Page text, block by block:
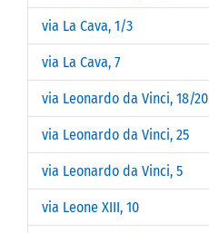
via La Cava, 1/3
via La Cava, 7
via Leonardo da Vinci, 18/20
via Leonardo da Vinci, 25
via Leonardo da Vinci, 5
via Leone XIII, 10